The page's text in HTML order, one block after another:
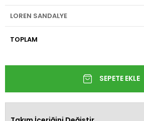
LOREN SANDALYE
TOPLAM